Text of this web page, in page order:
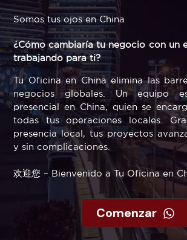
Somos tus ojos en China
¿Cómo cambiaría tu negocio con un
trabajando para ti?
Tu Oficina en China elimina las
negocios globales. Un equipo
presencial en China, quien se
todas tus operaciones locales.
presencia local, tus proyectos
y sin complicaciones.
欢迎您 – Bienvenido a Tu Oficina en
Comenzar